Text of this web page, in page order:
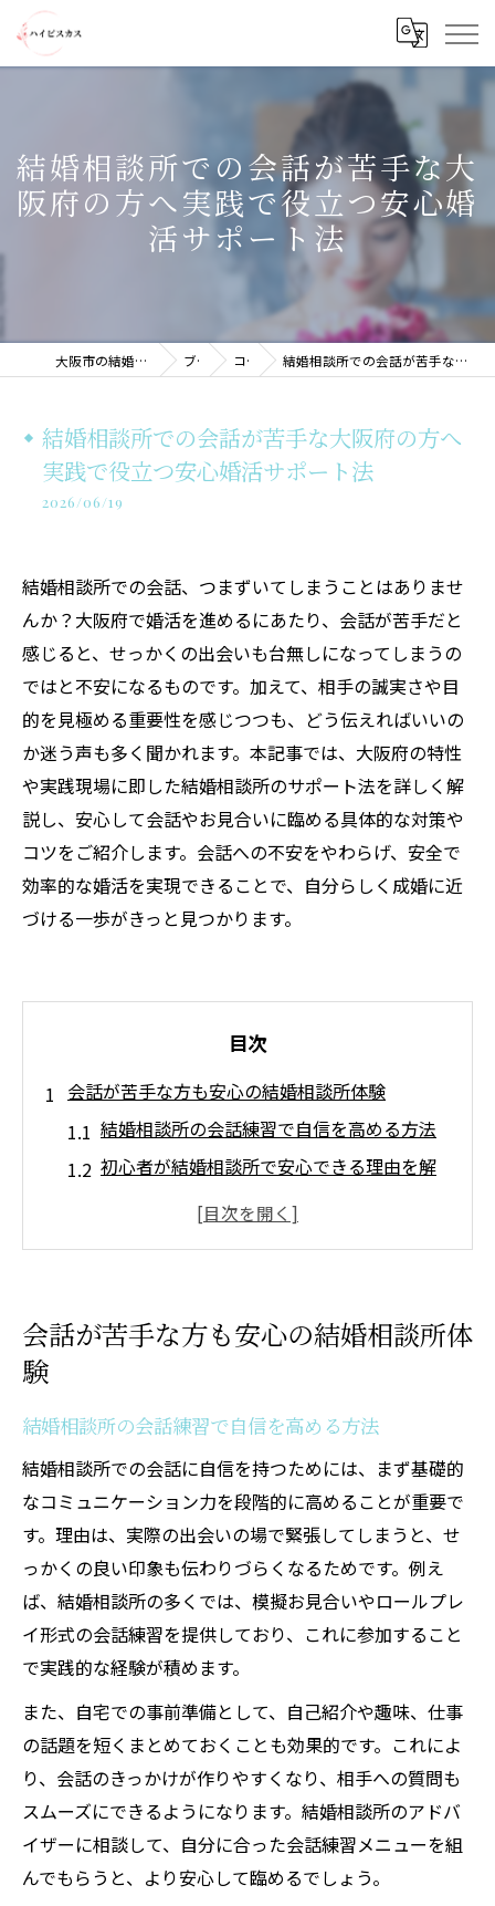
結婚相談所での会話が苦手な大
阪府の方へ実践で役立つ安心婚
活サポート法
大阪市の結婚相談所ならハイビスカス ブログ コラム 結婚相談所での会話が苦手な大阪府の方へ実践で役立つ安心婚活サポート法
結婚相談所での会話が苦手な大阪府の方へ
実践で役立つ安心婚活サポート法
2026/06/19
結婚相談所での会話、つまずいてしまうことはありませ
んか？大阪府で婚活を進めるにあたり、会話が苦手だと
感じると、せっかくの出会いも台無しになってしまうの
ではと不安になるものです。加えて、相手の誠実さや目
的を見極める重要性を感じつつも、どう伝えればいいの
か迷う声も多く聞かれます。本記事では、大阪府の特性
や実践現場に即した結婚相談所のサポート法を詳しく解
説し、安心して会話やお見合いに臨める具体的な対策や
コツをご紹介します。会話への不安をやわらげ、安全で
効率的な婚活を実現できることで、自分らしく成婚に近
づける一歩がきっと見つかります。
目次
会話が苦手な方も安心の結婚相談所体験
結婚相談所の会話練習で自信を高める方法
初心者が結婚相談所で安心できる理由を解
介
性
結婚相談所が大阪府で選ばれる理由と魅力
結婚相談所のサポートで理想の婚活を実現
大阪府の結婚相談所が提供する安心の魅力
結婚相談所で見つかる理想の婚活スタイル
大阪の結婚相談所が叶える効率的な婚活
初対面でも沈黙しない会話術とコツ集
結婚相談所で学ぶ初対面会話のコツと実践
法
沈黙を防ぐ結婚相談所おすすめの話題選び
結婚相談所で役立つ会話が続く質問テクニ
ック
初対面でも安心な結婚相談所の会話サポー
会話が苦手な方も安心の結婚相談所体
験
結婚相談所の会話練習で自信を高める方法
結婚相談所での会話に自信を持つためには、まず基礎的
なコミュニケーション力を段階的に高めることが重要で
す。理由は、実際の出会いの場で緊張してしまうと、せ
っかくの良い印象も伝わりづらくなるためです。例え
ば、結婚相談所の多くでは、模擬お見合いやロールプレ
イ形式の会話練習を提供しており、これに参加すること
で実践的な経験が積めます。
また、自宅での事前準備として、自己紹介や趣味、仕事
の話題を短くまとめておくことも効果的です。これによ
り、会話のきっかけが作りやすくなり、相手への質問も
スムーズにできるようになります。結婚相談所のアドバ
イザーに相談して、自分に合った会話練習メニューを組
んでもらうと、より安心して臨めるでしょう。